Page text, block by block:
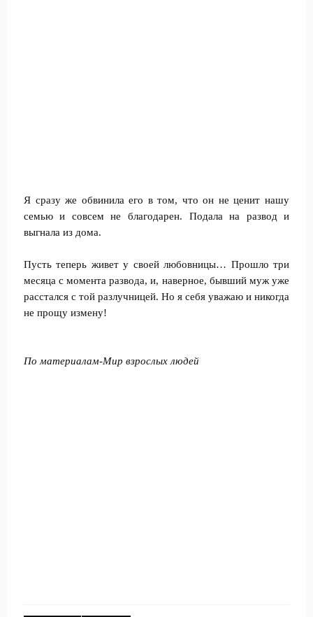
Я сразу же обвинила его в том, что он не ценит нашу
семью и совсем не благодарен. Подала на развод и
выгнала из дома.
Пусть теперь живет у своей любовницы… Прошло три
месяца с момента развода, и, наверное, бывший муж уже
расстался с той разлучницей. Но я себя уважаю и никогда
не прощу измену!
По материалам-Мир взрослых людей